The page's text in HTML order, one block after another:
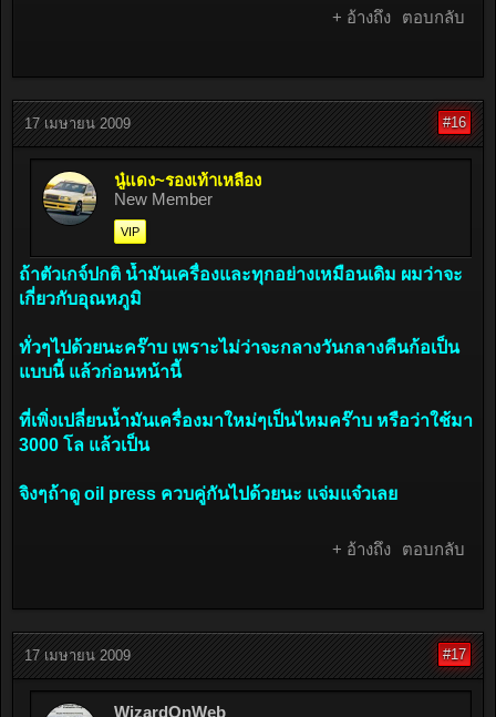
+ อ้างถึง ตอบกลับ
17 เมษายน 2009 #16
นู๋แดง~รองเท้าเหลือง
New Member
VIP
ถ้าตัวเกจ์ปกติ น้ำมันเครื่องและทุกอย่างเหมือนเดิม ผมว่าจะ
เกี่ยวกับอุณหภูมิ
ทั่วๆไปด้วยนะคร๊าบ เพราะไม่ว่าจะกลางวันกลางคืนก้อเป็น
แบบนี้ แล้วก่อนหน้านี้
ที่เพิ่งเปลี่ยนน้ำมันเครื่องมาใหม่ๆเป็นไหมคร๊าบ หรือว่าใช้มา
3000 โล แล้วเป็น
จิงๆถ้าดู oil press ควบคู่กันไปด้วยนะ แจ่มแจ๋วเลย
+ อ้างถึง ตอบกลับ
17 เมษายน 2009 #17
WizardOnWeb